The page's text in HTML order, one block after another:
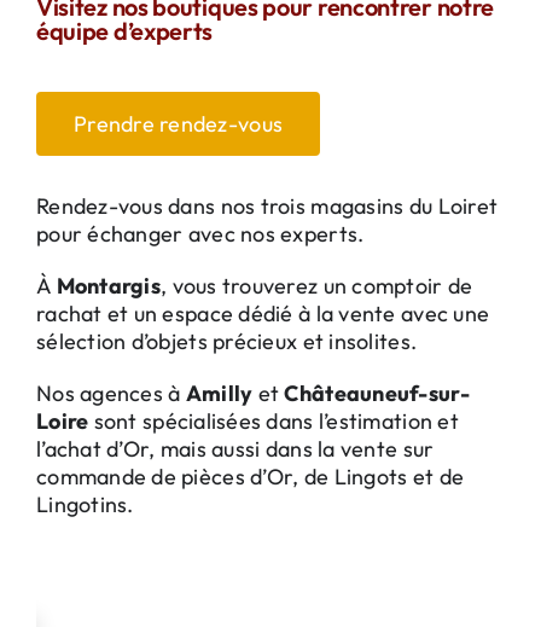
Visitez nos boutiques pour rencontrer notre
équipe d’experts
Prendre rendez-vous
Rendez-vous dans nos trois magasins du Loiret
pour échanger avec nos experts.
À Montargis, vous trouverez un comptoir de
rachat et un espace dédié à la vente avec une
sélection d’objets précieux et insolites.
Nos agences à Amilly etChâteauneuf-sur-
Loire sont spécialisées dans l’estimation et
l’achat d’Or, mais aussi dans la vente sur
commande de pièces d’Or, de Lingots et de
Lingotins.